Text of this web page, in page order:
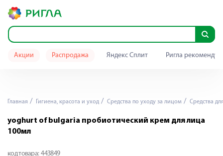
Акции Распродажа Яндекс Сплит Ригла
Главная Гигиена, красота и уход Средства по уходу за лицом Средства
yoghurt of bulgaria пробиотический крем для лица
100мл
код товара: 443849